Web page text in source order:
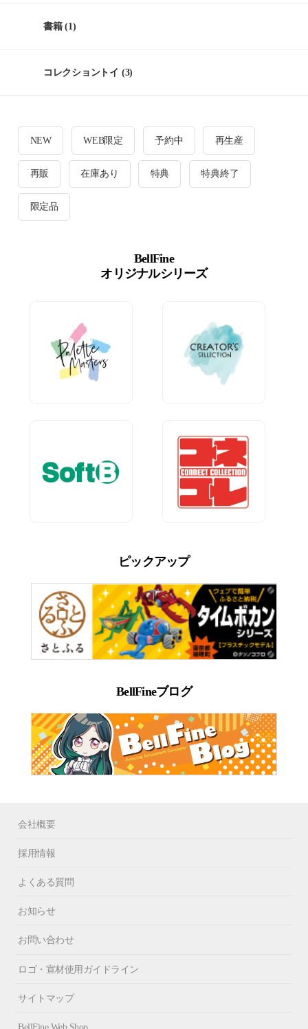
書籍(1)
コレクショントイ (3)
NEW WEB限定 予約中 再生産
再販 在庫あり 特典 特典終了
限定品
BellFine
オリジナルシリーズ
ピックアップ
BellFineブログ
会社概要
採用情報
よくある質問
お知らせ
お問い合わせ
ロゴ・宣材使用ガイドライン
サイトマップ